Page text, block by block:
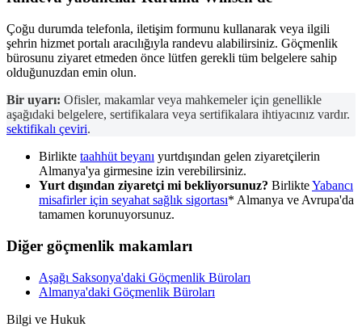
Çoğu durumda telefonla, iletişim formunu kullanarak veya ilgili
şehrin hizmet portalı aracılığıyla randevu alabilirsiniz. Göçmenlik
bürosunu ziyaret etmeden önce lütfen gerekli tüm belgelere sahip
olduğunuzdan emin olun.
Bir uyarı: Ofisler, makamlar veya mahkemeler için genellikle
aşağıdaki belgelere, sertifikalara veya sertifikalara ihtiyacınız vardır.
sektifikalı çeviri.
Birlikte taahhüt beyanı yurtdışından gelen ziyaretçilerin
Almanya'ya girmesine izin verebilirsiniz.
Yurt dışından ziyaretçi mi bekliyorsunuz? BirlikteYabancı
misafirler için seyahat sağlık sigortası* Almanya ve Avrupa'da
tamamen korunuyorsunuz.
Diğer göçmenlik makamları
Aşağı Saksonya'daki Göçmenlik Büroları
Almanya'daki Göçmenlik Büroları
Bilgi ve Hukuk